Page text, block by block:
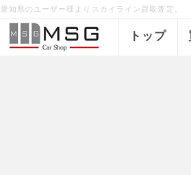
愛知県のユーザー様よりスカイライン買取査定。
トップ